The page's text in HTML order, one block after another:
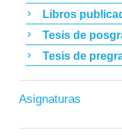
Libros
Tesis de
Tesis de
Asignaturas